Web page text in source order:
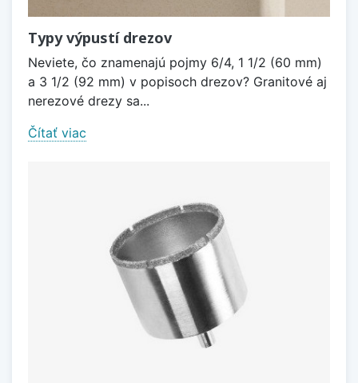
Typy výpustí drezov
Neviete, čo znamenajú pojmy 6/4, 1 1/2 (60 mm)
a 3 1/2 (92 mm) v popisoch drezov? Granitové aj
nerezové drezy sa...
Čítať viac